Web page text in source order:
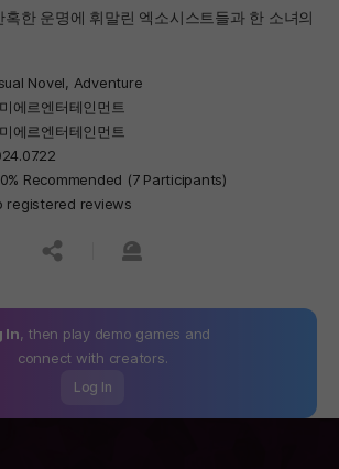
한 운명에 휘말린 엑소시스트들과 한 소녀의
Novel, Adventure
에르엔터테인먼트
에르엔터테인먼트
Recommended (7 Participants)
registered reviews
공유하기신고하기
In, then play demo games and
connect with creators.
Log In